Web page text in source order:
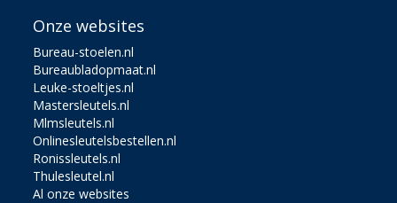
Onze websites
Bureau-stoelen.nl
Bureaubladopmaat.nl
Leuke-stoeltjes.nl
Mastersleutels.nl
Mlmsleutels.nl
Onlinesleutelsbestellen.nl
Ronissleutels.nl
Thulesleutel.nl
Al onze websites